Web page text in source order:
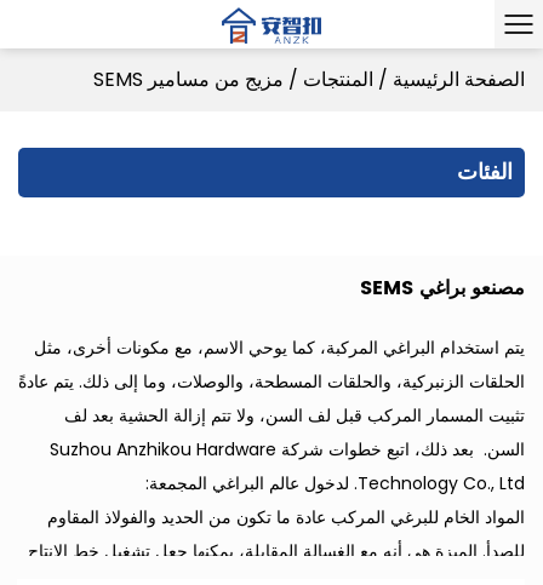
الصفحة الرئيسية / المنتجات / مزيج من مسامير SEMS
الفئات
مصنعو براغي SEMS
يتم استخدام البراغي المركبة، كما يوحي الاسم، مع مكونات أخرى، مثل
الحلقات الزنبركية، والحلقات المسطحة، والوصلات، وما إلى ذلك. يتم عادةً
تثبيت المسمار المركب قبل لف السن، ولا تتم إزالة الحشية بعد لف
السن. بعد ذلك، اتبع خطوات شركة Suzhou Anzhikou Hardware
Technology Co., Ltd. لدخول عالم البراغي المجمعة:
المواد الخام للبرغي المركب عادة ما تكون من الحديد والفولاذ المقاوم
للصدأ. الميزة هي أنه مع الغسالة المقابلة، يمكنها جعل تشغيل خط الإنتاج